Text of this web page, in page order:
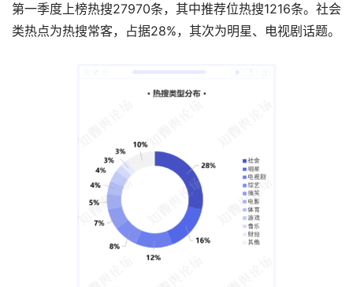
第一季度上榜热搜27970条，其中推荐位热搜1216条。社会
类热点为热搜常客，占据28%，其次为明星、电视剧话题。